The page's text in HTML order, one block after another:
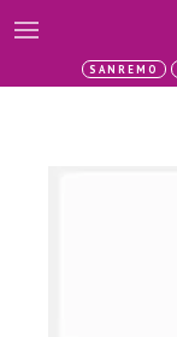
SANREMO